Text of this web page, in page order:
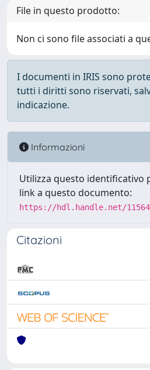
File in questo prodotto:
Non ci sono file associati a
I documenti in IRIS sono
tutti i diritti sono riservati,
indicazione.
Informazioni
Utilizza questo identificativo
link a questo documento:
https://hdl.handle.net/
Citazioni